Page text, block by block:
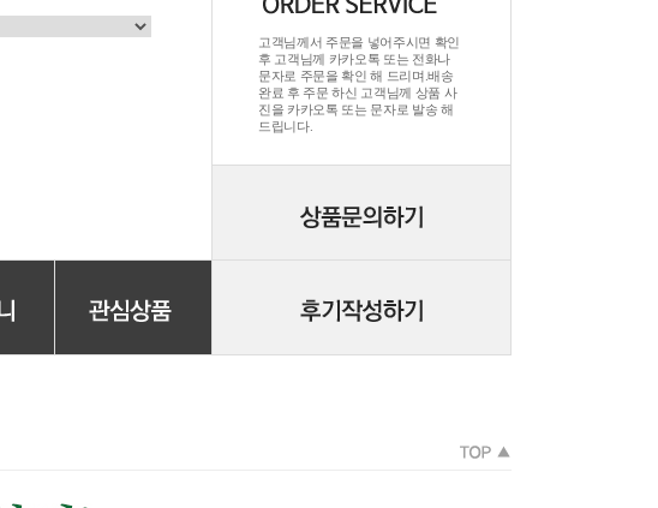
고객님께서 주문을 넣어주시면 확인
후 고객님께 카카오톡 또는 전화나
문자로 주문을 확인 해 드리며.배송
완료 후 주문 하신 고객님께 상품 사
진을 카카오톡 또는 문자로 발송 해
드립니다.